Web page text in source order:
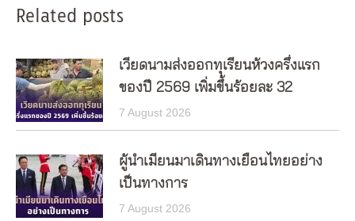
Related posts
เวียดนามส่งออกทุเรียนห้วงครึ่งแรก
ของปี 2569 เพิ่มขึ้นร้อยละ 32
7 August 2026
ผู้นำเมียนมาเดินทางเยือนไทยอย่าง
เป็นทางการ
7 August 2026